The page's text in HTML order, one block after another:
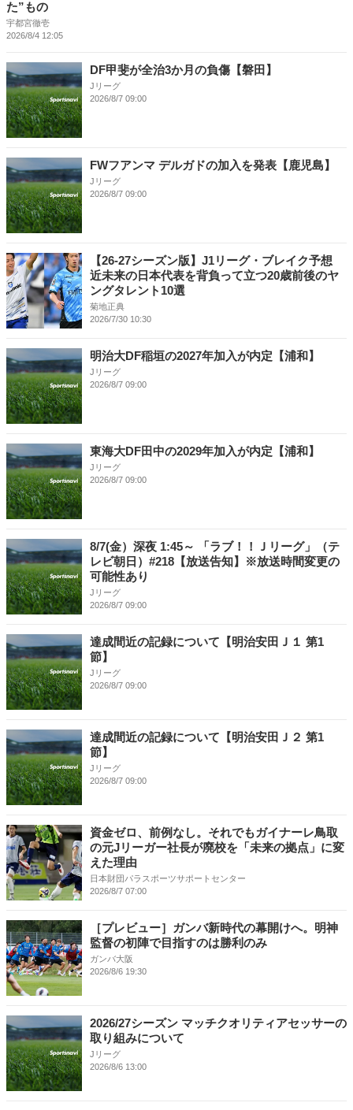
た”もの
宇都宮徹壱
2026/8/4 12:05
DF甲斐が全治3か月の負傷【磐田】
Jリーグ
2026/8/7 09:00
FWフアンマ デルガドの加入を発表【鹿児島】
Jリーグ
2026/8/7 09:00
【26-27シーズン版】J1リーグ・ブレイク予想
近未来の日本代表を背負って立つ20歳前後のヤ
ングタレント10選
菊地正典
2026/7/30 10:30
明治大DF稲垣の2027年加入が内定【浦和】
Jリーグ
2026/8/7 09:00
東海大DF田中の2029年加入が内定【浦和】
Jリーグ
2026/8/7 09:00
8/7(金）深夜 1:45～ 「ラブ！！Ｊリーグ」（テ
レビ朝日）#218【放送告知】※放送時間変更の
可能性あり
Jリーグ
2026/8/7 09:00
達成間近の記録について【明治安田Ｊ１ 第1
節】
Jリーグ
2026/8/7 09:00
達成間近の記録について【明治安田Ｊ２ 第1
節】
Jリーグ
2026/8/7 09:00
資金ゼロ、前例なし。それでもガイナーレ鳥取
の元Jリーガー社長が廃校を「未来の拠点」に変
えた理由
日本財団パラスポーツサポートセンター
2026/8/7 07:00
［プレビュー］ガンバ新時代の幕開けへ。明神
監督の初陣で目指すのは勝利のみ
ガンバ大阪
2026/8/6 19:30
2026/27シーズン マッチクオリティアセッサーの
取り組みについて
Jリーグ
2026/8/6 13:00